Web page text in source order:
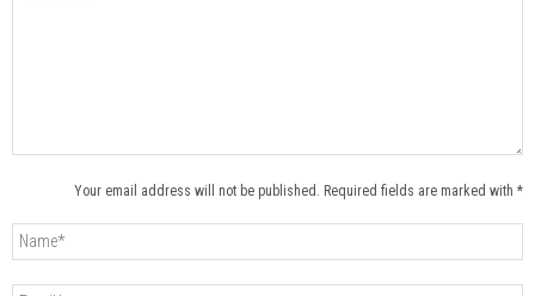
Your email address will not be published. Required fields are marked with *